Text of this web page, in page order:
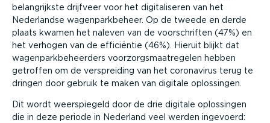
belangrijkste drijfveer voor het digitaliseren van het
Nederlandse wagenparkbeheer. Op de tweede en derde
plaats kwamen het naleven van de voorschriften (47%) en
het verhogen van de efficiëntie (46%). Hieruit blijkt dat
wagenparkbeheerders voorzorgsmaatregelen hebben
getroffen om de verspreiding van het coronavirus terug te
dringen door gebruik te maken van digitale oplossingen.
Dit wordt weerspiegeld door de drie digitale oplossingen
die in deze periode in Nederland veel werden ingevoerd: